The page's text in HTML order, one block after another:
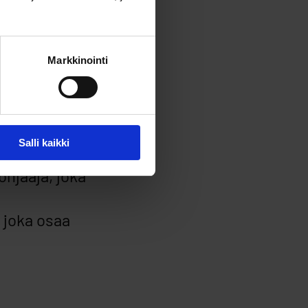
Markkinointi
Salli kaikki
Tässä
ohjaaja,
tuo
joka
osaa